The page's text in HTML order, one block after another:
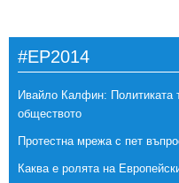
#EP2014
Ивайло Калфин: Политиката
обществото
Протестна мрежа с пет
Каква е ролята на